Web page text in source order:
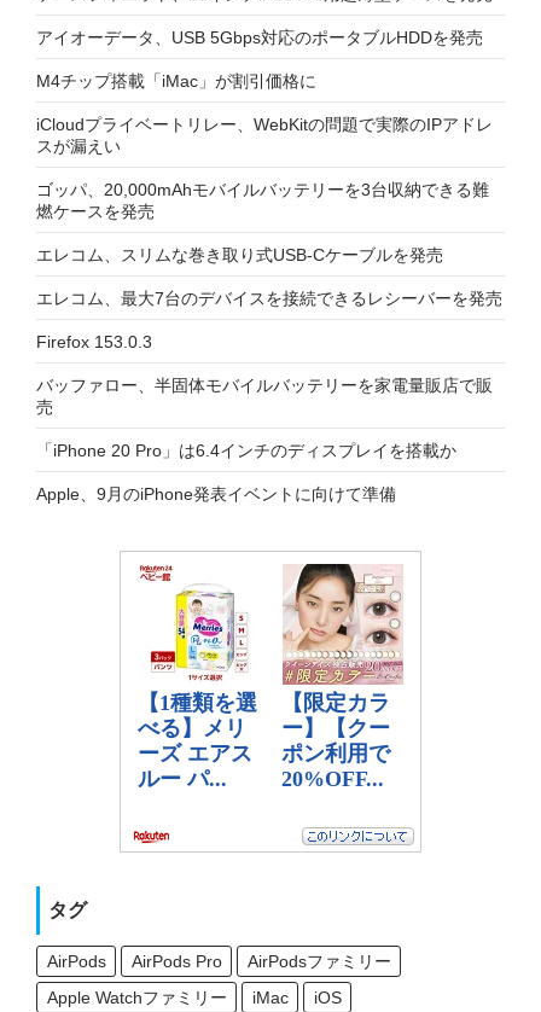
アイオーデータ、USB 5Gbps対応のポータブルHDDを発売
M4チップ搭載「iMac」が割引価格に
iCloudプライベートリレー、WebKitの問題で実際のIPアドレ
スが漏えい
ゴッパ、20,000mAhモバイルバッテリーを3台収納できる難
燃ケースを発売
エレコム、スリムな巻き取り式USB-Cケーブルを発売
エレコム、最大7台のデバイスを接続できるレシーバーを発売
Firefox 153.0.3
バッファロー、半固体モバイルバッテリーを家電量販店で販
売
「iPhone 20 Pro」は6.4インチのディスプレイを搭載か
Apple、9月のiPhone発表イベントに向けて準備
タグ
AirPods AirPods Pro
AirPodsファミリー
Apple Watchファミリー
iMac
iOS